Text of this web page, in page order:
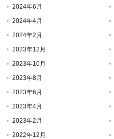
2024年6月
2024年4月
2024年2月
2023年12月
2023年10月
2023年8月
2023年6月
2023年4月
2023年2月
2022年12月